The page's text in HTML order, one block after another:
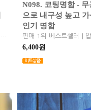
일반명함 / 막명함 / 도장쿠폰 / 비코팅명함 / 기본명함 / 순백색 스노우지의 은은한 광택과 우수한 가성비 / 내추럴한 질감과 실용성 / 볼펜 필기와 도장 날인에 최적화된 쿠폰명함 / 기업 안내 및 대량 배포용 홍보용명함 / 스노우지 명함
N098. 코팅명함 -
으로 내구성 높고
인기 명함
6,400원